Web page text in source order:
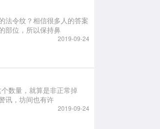
法令纹？相信很多人的答案
部位，所以保持鼻
2019-09-24
数量，就算是非正常掉
讯，坊间也有许
2019-09-24